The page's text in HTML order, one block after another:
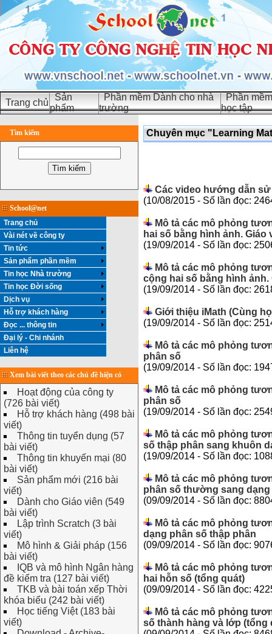
Trang chủ
Sản
phẩm
Phần mềm Dành cho nhà
trường
Phần
học tập
Tìm kiếm
School@net
Trang chủ
Vài nét về công ty
Tin tức
Sản phẩm phần mềm
Tin học Nhà trường
Tin học Đời sống
Dịch vụ
Hỗ trợ khách hàng
Đọc ... thông tin
Đại lý - Chi nhánh
Liên hệ
Xem bài viết theo các chủ đề hiện có
Hoạt động của công ty
(726 bài viết)
Hỗ trợ khách hàng (498 bài
viết)
Thông tin tuyển dụng (57
bài viết)
Thông tin khuyến mại (80
bài viết)
Sản phẩm mới (216 bài
viết)
Dành cho Giáo viên (549
bài viết)
Lập trình Scratch (3 bài
viết)
Mô hình & Giải pháp (156
bài viết)
IQB và mô hình Ngân hàng
đề kiểm tra (127 bài viết)
TKB và bài toán xếp Thời
khóa biểu (242 bài viết)
Học tiếng Việt (183 bài
viết)
Chuyên mục "Learning
Các video hướng dẫn
(10/08/2015 - Số lần đọc:
Mô tả các mô phỏng
hai số bằng hình ảnh.
(19/09/2014 - Số lần đọc:
Mô tả các mô phỏng
cộng hai số bằng hình
(19/09/2014 - Số lần đọc:
Giới thiệu iMath (Cùng
(19/09/2014 - Số lần đọc:
Mô tả các mô phỏng
phân số
(19/09/2014 - Số lần đọc:
Mô tả các mô phỏng
phân số
(19/09/2014 - Số lần đọc:
Mô tả các mô phỏng
số thập phân sang khuôn
(19/09/2014 - Số lần đọc:
Mô tả các mô phỏng
phân số thường sang
(09/09/2014 - Số lần đọc:
Mô tả các mô phỏng
dạng phân số thập phân
(09/09/2014 - Số lần đọc:
Mô tả các mô phỏng
hai hỗn số (tổng quát)
(09/09/2014 - Số lần đọc:
Mô tả các mô phỏng
số thành hàng và lớp (tổng